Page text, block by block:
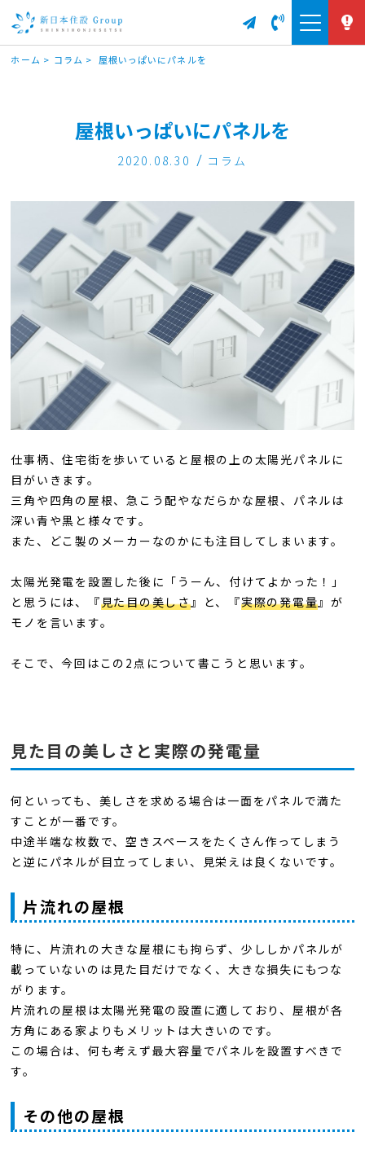
ホーム > コラム > 屋根いっぱいにパネルを
屋根いっぱいにパネルを
2020.08.30 コラム
仕事柄、住宅街を歩いていると屋根の上の太陽光パネルに
目がいきます。
三角や四角の屋根、急こう配やなだらかな屋根、パネルは
深い青や黒と様々です。
また、どこ製のメーカーなのかにも注目してしまいます。
太陽光発電を設置した後に「うーん、付けてよかった！」
と思うには、『見た目の美しさ』と、『実際の発電量』が
モノを言います。
そこで、今回はこの2点について書こうと思います。
見た目の美しさと実際の発電量
何といっても、美しさを求める場合は一面をパネルで満た
すことが一番です。
中途半端な枚数で、空きスペースをたくさん作ってしまう
と逆にパネルが目立ってしまい、見栄えは良くないです。
片流れの屋根
特に、片流れの大きな屋根にも拘らず、少ししかパネルが
載っていないのは見た目だけでなく、大きな損失にもつな
がります。
片流れの屋根は太陽光発電の設置に適しており、屋根が各
方角にある家よりもメリットは大きいのです。
この場合は、何も考えず最大容量でパネルを設置すべきで
す。
その他の屋根